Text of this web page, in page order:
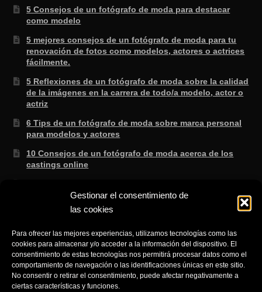
Gestionar el consentimiento de
las cookies
Para ofrecer las mejores experiencias, utilizamos tecnologías como las
cookies para almacenar y/o acceder a la información del dispositivo. El
consentimiento de estas tecnologías nos permitirá procesar datos como el
comportamiento de navegación o las identificaciones únicas en este sitio.
No consentir o retirar el consentimiento, puede afectar negativamente a
ciertas características y funciones.
5 Consejos de un fotógrafo de moda para destacar
como modelo
5 mejores consejos de un fotógrafo de moda para tu
renovación de fotos como modelos, actores o actrices
fácilmente.
5 Reflexiones de un fotógrafo de moda sobre la calidad
de la imágenes en la carrera de todo/a modelo, actor o
actriz
6 Tips de un fotógrafo de moda sobre marca personal
para modelos y actores
10 Consejos de un fotógrafo de moda acerca de los
castings online
enseñan en la escuela.
8 consejos de un fotógrafo de moda para saber si lo
3 Trucos de un fotógrafo de moda para aprender a
gestionar el NO fácilmente cuando eres modelo.